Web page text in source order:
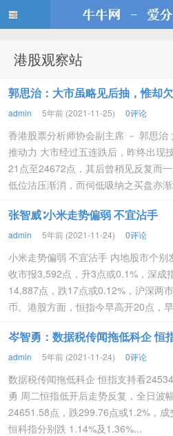
牛牛网
港股观察站
郭思治：大市虽略见后抽，惟却
admin 5年前 (2021-11-25) 0评论
香港股票分析师协会副主席 － 郭思
推动力 大市经过五连跌后，昨终出现
21点至24672点，其后曾稍见反复而
低位沽压渐消，而伺低吸纳之买盘亦
张智威∶小米走势偏弱 不宜沾手
admin 5年前 (2021-11-24) 0评论
小米走势偏弱 不宜沾手 内地股市个别
收市报3,592点，升3点或0.1%，深成
14,887点，跌17点或0.12%，沪深两
币。港股方面，恒指今早高开20点，
岑智勇：数据税传闻拖低科企 恒
admin 5年前 (2021-11-24) 0评论
数据税传闻拖低科企 恒指支持看
勇 周二恒指低开后走势反复，全日波
24651.58点，跌299.76点或1.2%，
恒科指分别跌 1.14%及1.36%...